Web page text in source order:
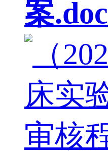
案.doc